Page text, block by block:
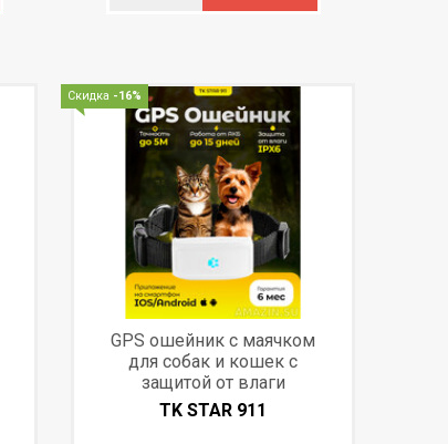
Скидка -16%
GPS ошейник с маячком
для собак и кошек с
защитой от влаги
TK STAR 911